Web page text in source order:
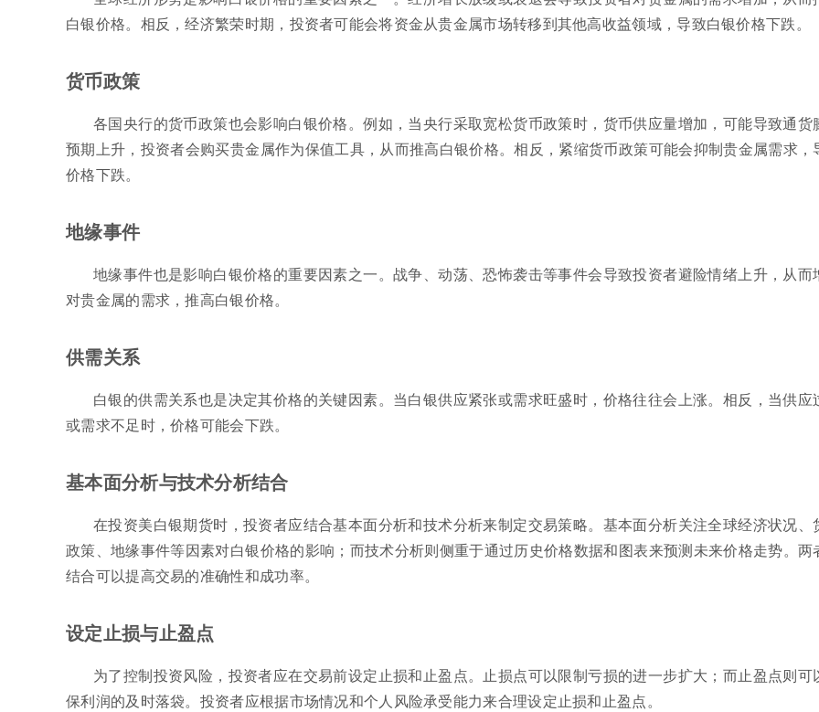
白银价格。相反，经济繁荣时期，投资者可能会将资金从贵金属市场转移到其他高收益领域，导致白银价格下跌。
货币政策
各国央行的货币政策也会影响白银价格。例如，当央行采取宽松货币政策时，货币供应量增加，可能导致通货
预期上升，投资者会购买贵金属作为保值工具，从而推高白银价格。相反，紧缩货币政策可能会抑制贵金属需求，
价格下跌。
地缘事件
地缘事件也是影响白银价格的重要因素之一。战争、动荡、恐怖袭击等事件会导致投资者避险情绪上升，从而
对贵金属的需求，推高白银价格。
供需关系
白银的供需关系也是决定其价格的关键因素。当白银供应紧张或需求旺盛时，价格往往会上涨。相反，当供应
或需求不足时，价格可能会下跌。
基本面分析与技术分析结合
在投资美白银期货时，投资者应结合基本面分析和技术分析来制定交易策略。基本面分析关注全球经济状况、
政策、地缘事件等因素对白银价格的影响；而技术分析则侧重于通过历史价格数据和图表来预测未来价格走势。两
结合可以提高交易的准确性和成功率。
设定止损与止盈点
为了控制投资风险，投资者应在交易前设定止损和止盈点。止损点可以限制亏损的进一步扩大；而止盈点则可
保利润的及时落袋。投资者应根据市场情况和个人风险承受能力来合理设定止损和止盈点。